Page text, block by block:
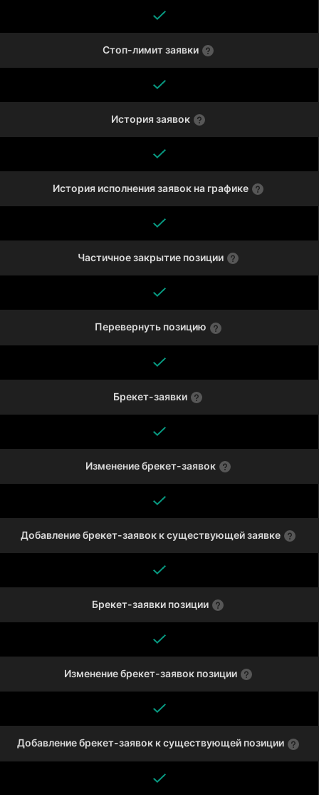
Стоп-лимит заявки
История заявок
История исполнения заявок на графике
Частичное закрытие позиции
Перевернуть позицию
Брекет-заявки
Изменение брекет-заявок
Добавление брекет-заявок к существующей заявке
Брекет-заявки позиции
Изменение брекет-заявок позиции
Добавление брекет-заявок к существующей позиции